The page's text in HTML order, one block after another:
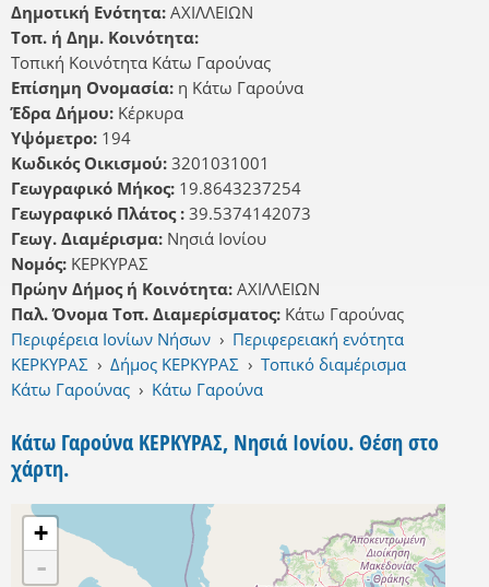
Δημοτική Ενότητα: ΑΧΙΛΛΕΙΩΝ
Τοπ. ή Δημ. Κοινότητα:
Τοπική Κοινότητα Κάτω Γαρούνας
Επίσημη Ονομασία: η Κάτω Γαρούνα
Έδρα Δήμου: Κέρκυρα
Υψόμετρο: 194
Κωδικός Οικισμού: 3201031001
Γεωγραφικό Μήκος: 19.8643237254
Γεωγραφικό Πλάτος : 39.5374142073
Γεωγ. Διαμέρισμα: Νησιά Ιονίου
Νομός: ΚΕΡΚΥΡΑΣ
Πρώην Δήμος ή Κοινότητα: ΑΧΙΛΛΕΙΩΝ
Παλ. Όνομα Τοπ. Διαμερίσματος: Κάτω Γαρούνας
Περιφέρεια Ιονίων Νήσων › Περιφερειακή ενότητα
ΚΕΡΚΥΡΑΣ › Δήμος ΚΕΡΚΥΡΑΣ › Τοπικό διαμέρισμα
Κάτω Γαρούνας › Κάτω Γαρούνα
Κάτω Γαρούνα ΚΕΡΚΥΡΑΣ, Νησιά Ιονίου. Θέση στο
χάρτη.
+
-